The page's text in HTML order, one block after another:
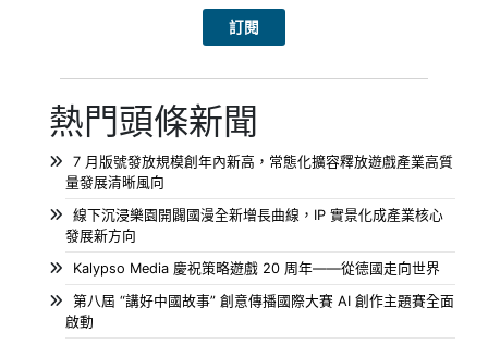
熱門頭條新聞
7 月版號發放規模創年內新高，常態化擴容釋放遊戲產業高質
量發展清晰風向
線下沉浸樂園開闢國漫全新增長曲線，IP 實景化成產業核心
發展新方向
Kalypso Media 慶祝策略遊戲 20 周年——從德國走向世界
第八屆 “講好中國故事” 創意傳播國際大賽 AI 創作主題賽全面
啟動